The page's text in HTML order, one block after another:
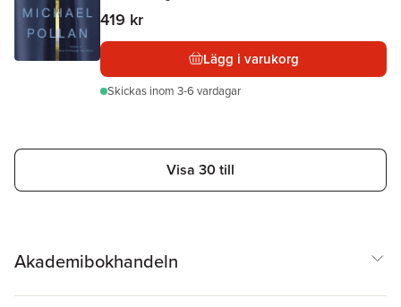
419 kr
Lägg i varukorg
Skickas inom 3-6 vardagar
Visa 30 till
Akademibokhandeln